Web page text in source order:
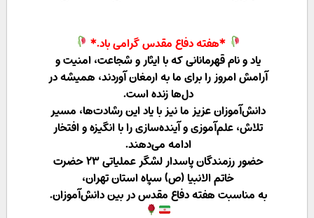
*هفته دفاع مقدس گرامی باد.*
یاد و نام قهرمانانی که با ایثار و شجاعت، امنیت و
آرامش امروز را برای ما به ارمغان آوردند، همیشه در
دل‌ها زنده است.
دانش‌آموزان عزیز ما نیز با یاد این رشادت‌ها، مسیر
تلاش، علم‌آموزی و آینده‌سازی را با انگیزه و افتخار
ادامه می‌دهند.
حضور رزمندگان پاسدار لشگر عملیاتی ۲۳ حضرت
خاتم الانبیا (ص) سپاه استان تهران،
به مناسبت هفته دفاع مقدس در بین دانش‌آموزان.